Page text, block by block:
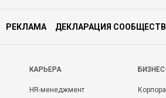
РЕКЛАМА ДЕКЛАРАЦИЯ
КАРЬЕРА
HR-менеджмент